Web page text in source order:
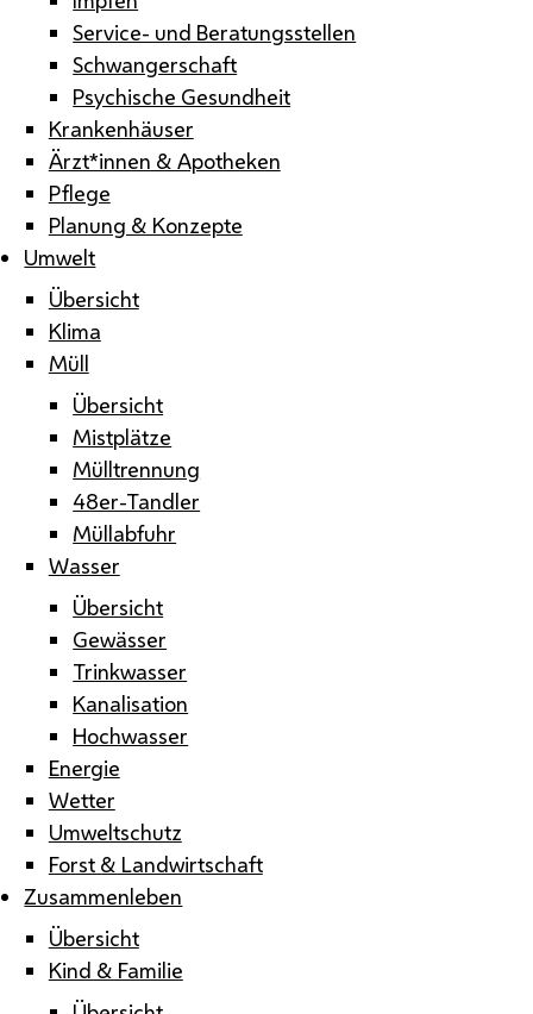
Service- und Beratungsstellen
Schwangerschaft
Psychische Gesundheit
Krankenhäuser
Ärzt*innen & Apotheken
Pflege
Planung & Konzepte
Umwelt
Übersicht
Klima
Müll
Übersicht
Mistplätze
Mülltrennung
48er-Tandler
Müllabfuhr
Wasser
Übersicht
Gewässer
Trinkwasser
Kanalisation
Hochwasser
Energie
Wetter
Umweltschutz
Forst & Landwirtschaft
Zusammenleben
Übersicht
Kind & Familie